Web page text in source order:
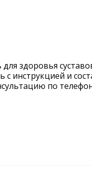
здоровья
инструкцией и
по